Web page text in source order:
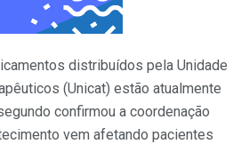
distribuídos pela Unidade
(Unicat) estão atualmente
confirmou a coordenação
vem afetando pacientes